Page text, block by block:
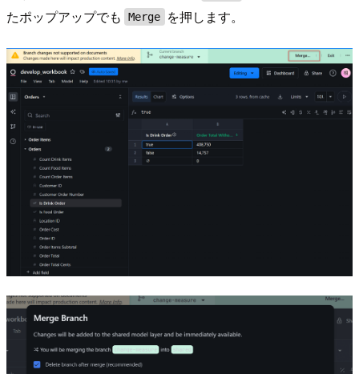
たポップアップでも
Merge を押します。